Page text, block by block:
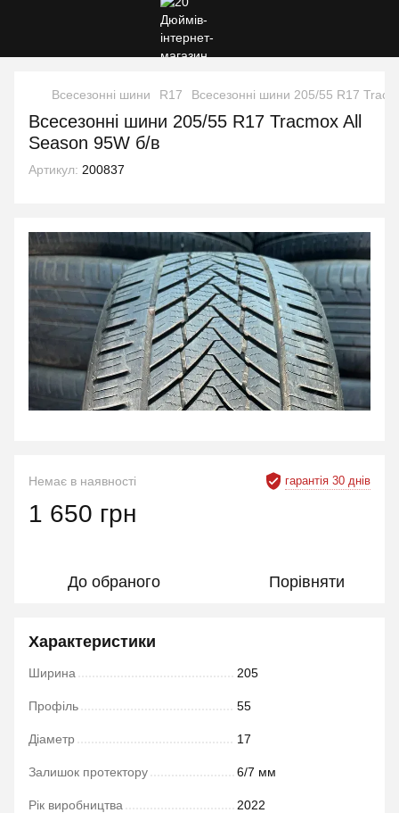
Всесезонні шини R17 Всесезонні шини 205/55 R17
Всесезонні шини 205/55 R17 Tracmox All
Season 95W б/в
Артикул: 200837
гарантія 30 днів
Немає в наявності
1 650 грн
До обраного Порівняти
Характеристики
Ширина 205
Профіль 55
Діаметр 17
Залишок протектору 6/7 мм
Рік виробництва 2022